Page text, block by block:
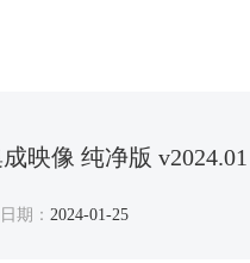
映像 纯净版 v2024.01
期： 2024-01-25